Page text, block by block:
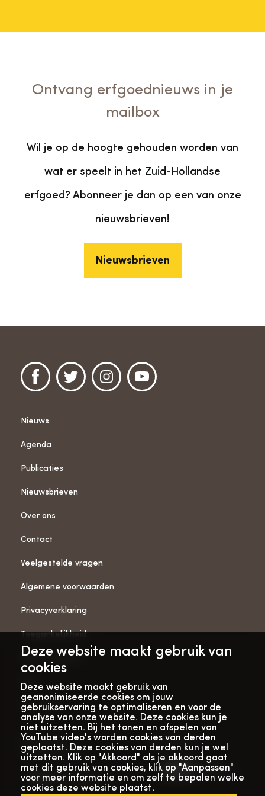
Deze website maakt gebruik van
cookies
Deze website maakt gebruik van
geanonimiseerde cookies om jouw
gebruikservaring te optimaliseren en voor de
analyse van onze website. Deze cookies kun je
niet uitzetten. Bij het tonen en afspelen van
YouTube video's worden cookies van derden
geplaatst. Deze cookies van derden kun je wel
uitzetten. Klik op "Akkoord" als je akkoord gaat
met dit gebruik van cookies, klik op "Aanpassen"
voor meer informatie en om zelf te bepalen welke
cookies deze website plaatst.
Ontvang erfgoednieuws in je
mailbox
Wil je op de hoogte gehouden worden van
wat er speelt in het Zuid-Hollandse
erfgoed? Abonneer je dan op een van onze
nieuwsbrieven!
Nieuwsbrieven
Nieuws
Agenda
Publicaties
Nieuwsbrieven
Over ons
Contact
Veelgestelde vragen
Algemene voorwaarden
Privacyverklaring
Toegankelijkheid
ANBI-gegevens
Pers
Vacatures
Bekijk onze
verhalenwebsite
Met dank aan